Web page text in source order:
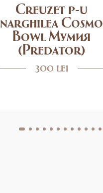
Creuzet p-u
narghilea Cosmo
Bowl Мумия
(Predator)
300 lei